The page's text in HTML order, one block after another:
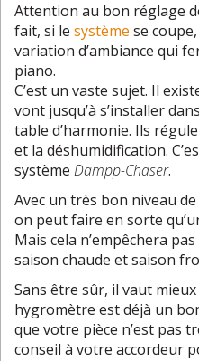
Attention au bon réglage
fait, si le système se
variation d’ambiance qui
piano.
C’est un vaste sujet. Il
vont jusqu’à s’installer
table d’harmonie. Ils
et la déshumidification.
système Dampp-Chaser.
Avec un très bon niveau
on peut faire en sorte
Mais cela n’empêchera
saison chaude et saison
Sans être sûr, il vaut
hygromètre est déjà un
que votre pièce n’est pas
conseil à votre accordeur